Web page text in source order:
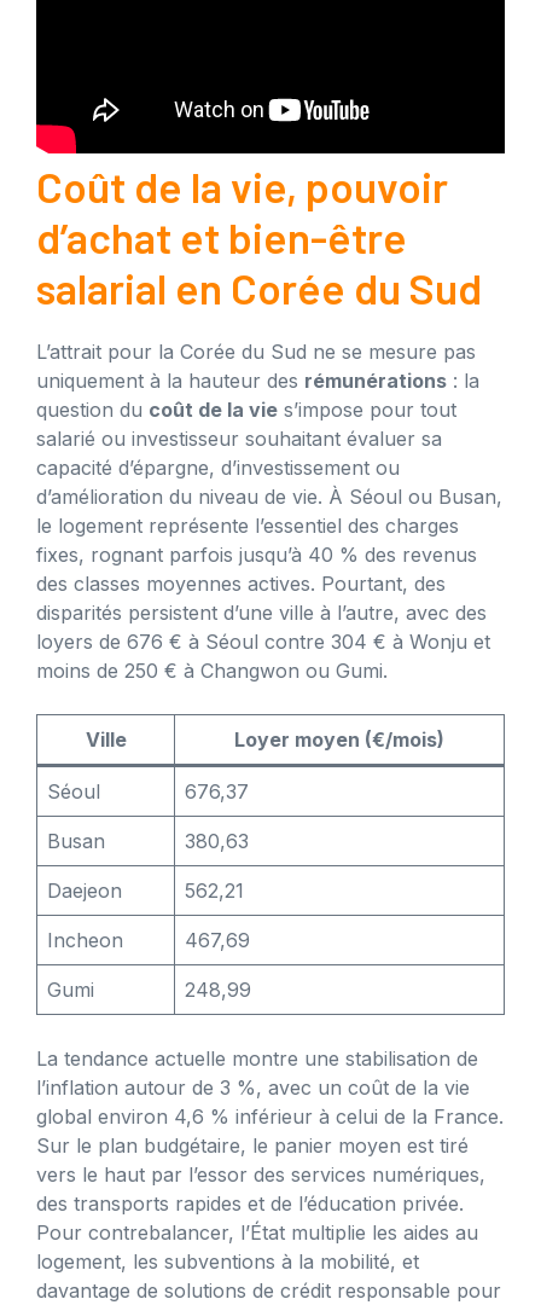
Coût de la vie, pouvoir
d’achat et bien-être
salarial en Corée du Sud
L’attrait pour la Corée du Sud ne se mesure pas
uniquement à la hauteur des rémunérations : la
question du coût de la vie s’impose pour tout
salarié ou investisseur souhaitant évaluer sa
capacité d’épargne, d’investissement ou
d’amélioration du niveau de vie. À Séoul ou Busan,
le logement représente l’essentiel des charges
fixes, rognant parfois jusqu’à 40 % des revenus
des classes moyennes actives. Pourtant, des
disparités persistent d’une ville à l’autre, avec des
loyers de 676 € à Séoul contre 304 € à Wonju et
moins de 250 € à Changwon ou Gumi.
Ville Loyer moyen (€/mois)
Séoul 676,37
Busan 380,63
Daejeon 562,21
Incheon 467,69
Gumi 248,99
La tendance actuelle montre une stabilisation de
l’inflation autour de 3 %, avec un coût de la vie
global environ 4,6 % inférieur à celui de la France.
Sur le plan budgétaire, le panier moyen est tiré
vers le haut par l’essor des services numériques,
des transports rapides et de l’éducation privée.
Pour contrebalancer, l’État multiplie les aides au
logement, les subventions à la mobilité, et
davantage de solutions de crédit responsable pour